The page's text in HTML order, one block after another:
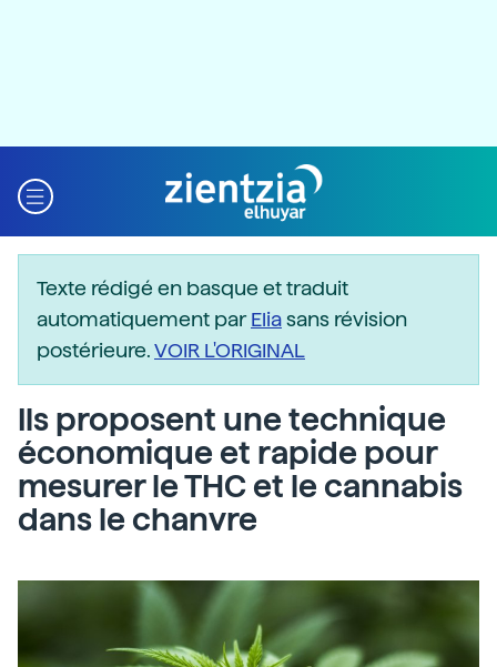
Texte rédigé en basque et traduit
automatiquement parEliasans révision
postérieure.VOIR L'ORIGINAL
Ils proposent une technique
économique et rapide pour
mesurer le THC et le cannabis
dans le chanvre